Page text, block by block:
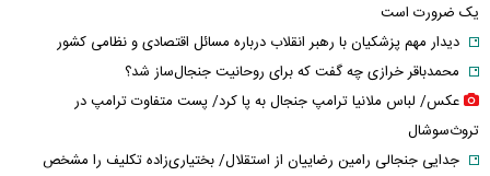
یک ضرورت است
دیدار مهم پزشکیان با رهبر انقلاب درباره مسائل اقتصادی و نظامی کشور
محمدباقر خرازی چه گفت که برای روحانیت جنجال‌ساز شد؟
عکس/ لباس ملانیا ترامپ جنجال به پا کرد/ پست متفاوت ترامپ در
تروث‌سوشال
جدایی جنجالی رامین رضاییان از استقلال/ بختیاری‌زاده تکلیف را مشخص